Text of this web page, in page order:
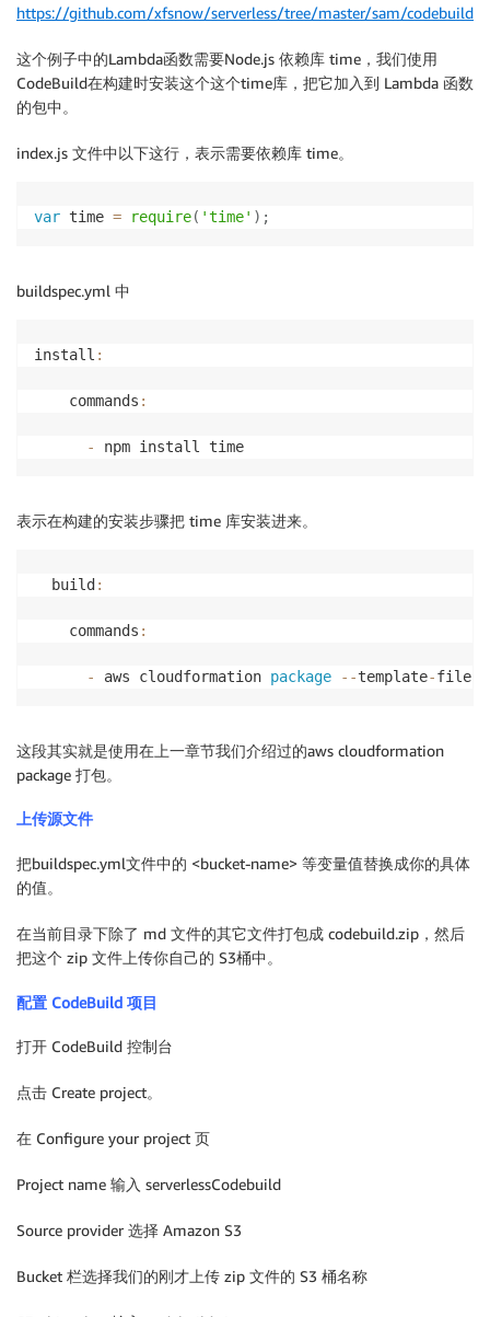
https://github.com/xfsnow/serverless/tree/master/sam/codebuild
这个例子中的Lambda函数需要Node.js 依赖库 time，我们使用
CodeBuild在构建时安装这个这个time库，把它加入到 Lambda 函数
的包中。
index.js 文件中以下这行，表示需要依赖库 time。
var time = require( 'time' ) ;
buildspec.yml 中
install :
    commands
:
- npm install time
表示在构建的安装步骤把 time 库安装进来。
  build
:
    commands
:
- aws cloudformation package --template-file
这段其实就是使用在上一章节我们介绍过的aws cloudformation
package 打包。
上传源文件
把buildspec.yml文件中的 <bucket-name> 等变量值替换成你的具体
的值。
在当前目录下除了 md 文件的其它文件打包成 codebuild.zip，然后
把这个 zip 文件上传你自己的 S3桶中。
配置 CodeBuild 项目
打开 CodeBuild 控制台
点击 Create project。
在 Configure your project 页
Project name 输入 serverlessCodebuild
Source provider 选择 Amazon S3
Bucket 栏选择我们的刚才上传 zip 文件的 S3 桶名称